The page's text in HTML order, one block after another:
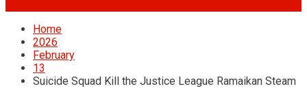
Home
2026
February
13
Suicide Squad Kill the Justice League Ramaikan Steam